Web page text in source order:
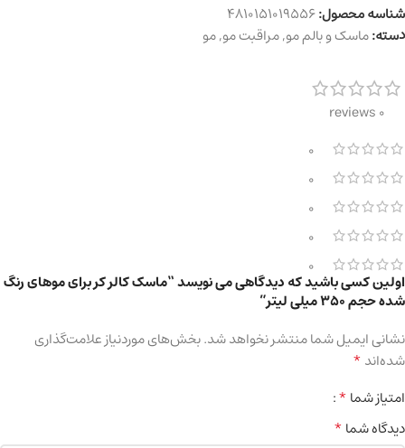
شناسه محصول:4810151019556
دسته:ماسک و بالم مو,مراقبت مو,مو
0 reviews
0
0
0
0
0
اولین کسی باشید که دیدگاهی می نویسد “ماسک کالر کر برای موهای رنگ
شده حجم ۳۵۰ میلی لیتر”
نشانی ایمیل شما منتشر نخواهد شد.بخش‌های موردنیاز علامت‌گذاری
شده‌اند*
امتیاز شما*
دیدگاه شما*